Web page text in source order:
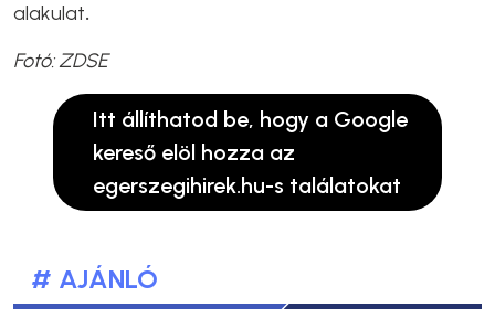
alakulat.
Fotó: ZDSE
Itt állíthatod be, hogy a Google
kereső elöl hozza az
egerszegihirek.hu-s találatokat
# AJÁNLÓ